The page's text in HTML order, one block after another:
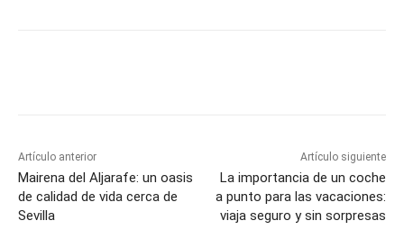
Artículo anterior
Mairena del Aljarafe: un oasis
de calidad de vida cerca de
Sevilla
Artículo siguiente
La importancia de un coche
a punto para las vacaciones:
viaja seguro y sin sorpresas